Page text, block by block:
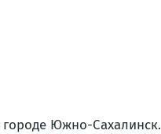
городе Южно-Сахалинск.